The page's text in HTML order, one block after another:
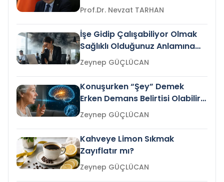
Prof.Dr. Nevzat TARHAN
İşe Gidip Çalışabiliyor Olmak
Sağlıklı Olduğunuz Anlamına
Gelir mi?Zeynep GÜÇLÜCAN
Konuşurken “Şey” Demek
Erken Demans Belirtisi Olabilir
mi?
Zeynep GÜÇLÜCAN
Kahveye Limon Sıkmak
Zayıflatır mı?
Zeynep GÜÇLÜCAN